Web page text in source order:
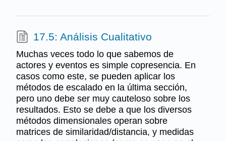
17.5: Análisis Cualitativo
Muchas veces todo lo que sabemos de
actores y eventos es simple copresencia. En
casos como este, se pueden aplicar los
métodos de escalado en la última sección,
pero uno debe ser muy cauteloso sobre los
resultados. Esto se debe a que los diversos
métodos dimensionales operan sobre
matrices de similaridad/distancia, y medidas